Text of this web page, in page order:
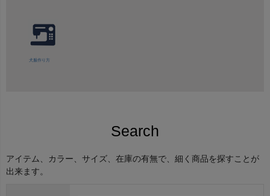
犬服作り方
Search
アイテム、カラー、サイズ、在庫の有無で、細く商品を探すことが
出来ます。